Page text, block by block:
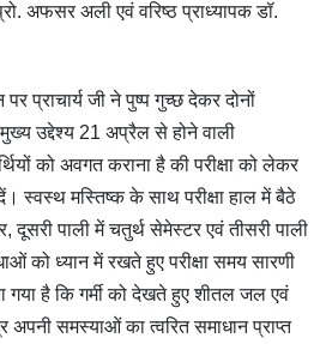
अफसर अली एवं वरिष्ठ प्राध्यापक डॉ.
प्राचार्य जी ने पुष्प गुच्छ देकर दोनों
उद्देश्य 21 अप्रैल से होने वाली
को अवगत कराना है की परीक्षा को लेकर
स्वस्थ मस्तिष्क के साथ परीक्षा हाल में बैठे
दूसरी पाली में चतुर्थ सेमेस्टर एवं तीसरी पाली
को ध्यान में रखते हुए परीक्षा समय सारणी
गया है कि गर्मी को देखते हुए शीतल जल एवं
अपनी समस्याओं का त्वरित समाधान प्राप्त